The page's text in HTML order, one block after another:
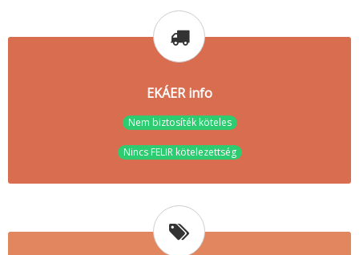
EKÁER info
Nem biztosíték köteles
Nincs FELIR kötelezettség